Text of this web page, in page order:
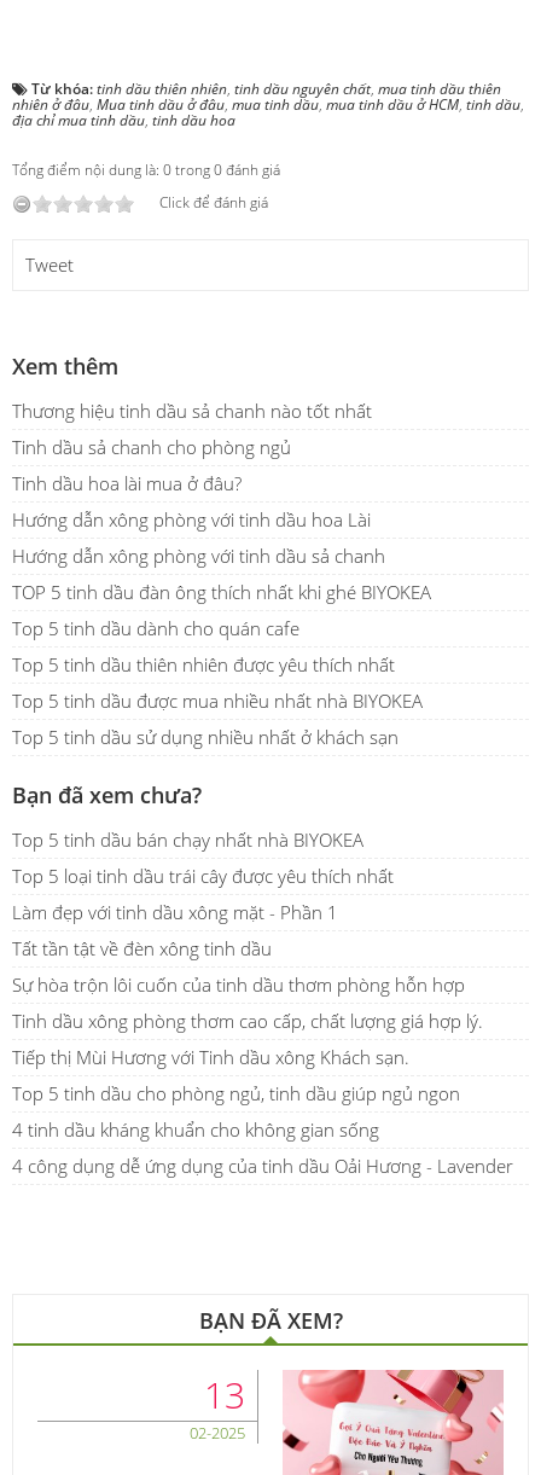
Từ khóa:tinh dầu thiên nhiên, tinh dầu nguyên chất, mua tinh dầu thiên
nhiên ở đâu, Mua tinh dầu ở đâu, mua tinh dầu, mua tinh dầu ở HCM, tinh dầu,
địa chỉ mua tinh dầu, tinh dầu hoa
Tổng điểm nội dung là: 0 trong 0 đánh giá
Click để đánh giá
Tweet
Xem thêm
Thương hiệu tinh dầu sả chanh nào tốt nhất
Tinh dầu sả chanh cho phòng ngủ
Tinh dầu hoa lài mua ở đâu?
Hướng dẫn xông phòng với tinh dầu hoa Lài
Hướng dẫn xông phòng với tinh dầu sả chanh
TOP 5 tinh dầu đàn ông thích nhất khi ghé BIYOKEA
Top 5 tinh dầu dành cho quán cafe
Top 5 tinh dầu thiên nhiên được yêu thích nhất
Top 5 tinh dầu được mua nhiều nhất nhà BIYOKEA
Top 5 tinh dầu sử dụng nhiều nhất ở khách sạn
Bạn đã xem chưa?
Top 5 tinh dầu bán chạy nhất nhà BIYOKEA
Top 5 loại tinh dầu trái cây được yêu thích nhất
Làm đẹp với tinh dầu xông mặt - Phần 1
Tất tần tật về đèn xông tinh dầu
Sự hòa trộn lôi cuốn của tinh dầu thơm phòng hỗn hợp
Tinh dầu xông phòng thơm cao cấp, chất lượng giá hợp lý.
Tiếp thị Mùi Hương với Tinh dầu xông Khách sạn.
Top 5 tinh dầu cho phòng ngủ, tinh dầu giúp ngủ ngon
4 tinh dầu kháng khuẩn cho không gian sống
4 công dụng dễ ứng dụng của tinh dầu Oải Hương - Lavender
BẠN ĐÃ XEM?
13
02-2025